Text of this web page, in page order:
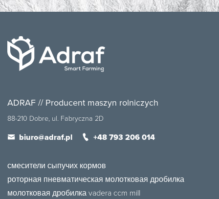
ADRAF // Producent maszyn rolniczych
88-210 Dobre, ul. Fabryczna 2D
biuro@adraf.pl +48 793 206 014
смесители сыпучих кормов
роторная пневматическая молотковая дробилка
молотковая дробилка vadera ccm mill